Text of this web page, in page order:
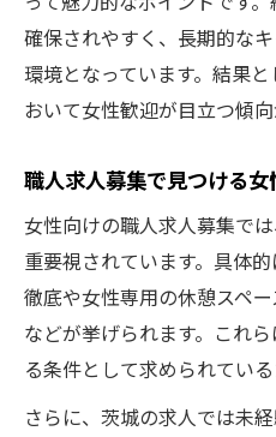
確保されやすく、長期的な
環境となっています。結果
おいて女性歓迎が目立つ傾向
職人求人募集で見つける
女性向けの職人求人募集で
重要視されています。具体
徹底や女性専用の休憩スペ
などが挙げられます。これ
る条件として求められている
さらに、茨城の求人では未